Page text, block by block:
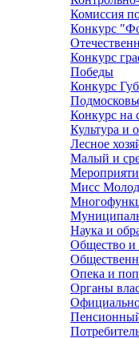
Комиссия
Конкурс
Конкурс
Победы
Конкурс
Конкурс на
Культура и
Лесное
Малый и
Мисс
Наука и
Общество и
Опека и
Органы